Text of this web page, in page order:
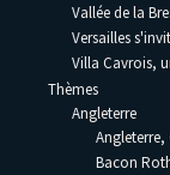
Vallée de la
Versailles
Villa Cavrois,
Thèmes
Angleterre
Angleterre,
Bacon